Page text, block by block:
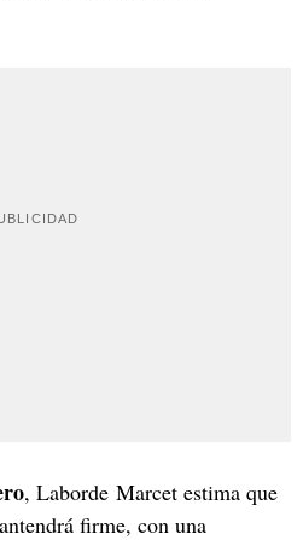
, Laborde Marcet estima que
firme, con una